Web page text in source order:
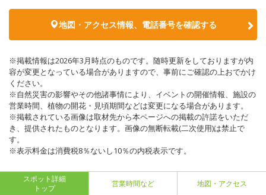
地図・アクセス情報、電話番号を確認する
※掲載情報は2026年3月時点のものです。随時更新をしておりますが内
容が変更となっている場合がありますので、事前にご確認の上おでかけ
ください。
※自然災害の影響やその他諸事情により、イベントの開催情報、施設の
営業時間、植物の開花・見頃期間などは変更になる場合があります。
※掲載されている画像は取材先から本ページへの掲載の許諾をいただ
き、提供されたものとなります。画像の無断転載(二次使用)は禁止で
す。
※表示料金は消費税8％ないし10％の内税表示です。
スポット詳細
トップ
営業時間など 地図・アクセス